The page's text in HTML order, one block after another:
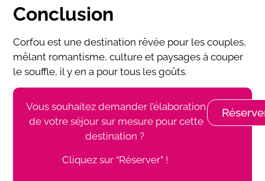
Conclusion
Corfou est une destination rêvée pour les couples,
mêlant romantisme, culture et paysages à couper
le souffle, il y en a pour tous les goûts.
Vous souhaitez demander l’élaboration
de votre séjour sur mesure pour cette
destination ?
Cliquez sur “Réserver” !